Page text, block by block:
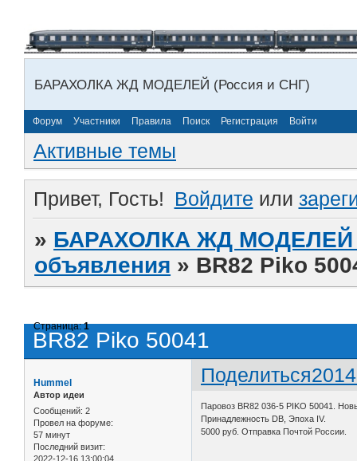
БАРАХОЛКА ЖД МОДЕЛЕЙ (Россия и СНГ)
Форум Участники Правила Поиск Регистрация Войти
Активные темы
Привет, Гость! Войдите или
» БАРАХОЛКА ЖД МОДЕЛЕЙ
объявления » BR82 Piko
BR82 Piko 50041
Страница:1
Поделиться
Hummel
Автор идеи
Сообщений: 2
Провел на форуме:
57 минут
Последний визит:
2022-12-16 13:00:04
Паровоз BR82 036-5 PIKO 50041.
Принадлежность DB, Эпоха IV.
5000 руб. Отправка Почтой России.